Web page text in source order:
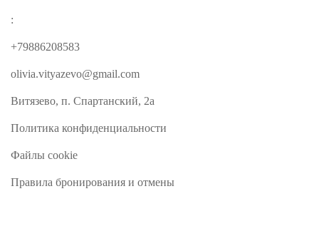
:
+79886208583
olivia.vityazevo@gmail.com
Витязево, п. Спартанский, 2а
Политика конфиденциальности
Файлы cookie
Правила бронирования и отмены